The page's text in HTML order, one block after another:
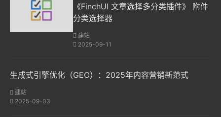
《FinchUI 文章选择多分类插件》 附件
分类选择器
建站
2025-09-11
生成式引擎优化（GEO）：2025年内容营销新范式
建站
2025-09-03